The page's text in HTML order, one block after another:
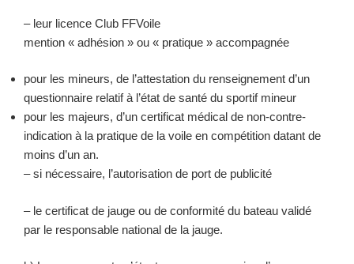
– leur licence Club FFVoile
mention « adhésion » ou « pratique » accompagnée
pour les mineurs, de l’attestation du renseignement d’un
questionnaire relatif à l’état de santé du sportif mineur
pour les majeurs, d’un certificat médical de non-contre-
indication à la pratique de la voile en compétition datant de
moins d’un an.
– si nécessaire, l’autorisation de port de publicité
– le certificat de jauge ou de conformité du bateau validé
par le responsable national de la jauge.